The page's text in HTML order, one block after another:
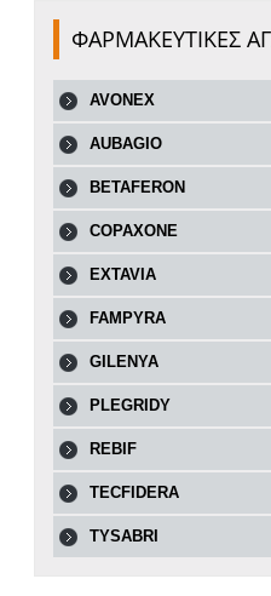
ΦΑΡΜΑΚΕΥΤΙΚΕΣ
AVONEX
AUBAGIO
BETAFERON
COPAXONE
EXTAVIA
FAMPYRA
GILENYA
PLEGRIDY
REBIF
TECFIDERA
TYSABRI